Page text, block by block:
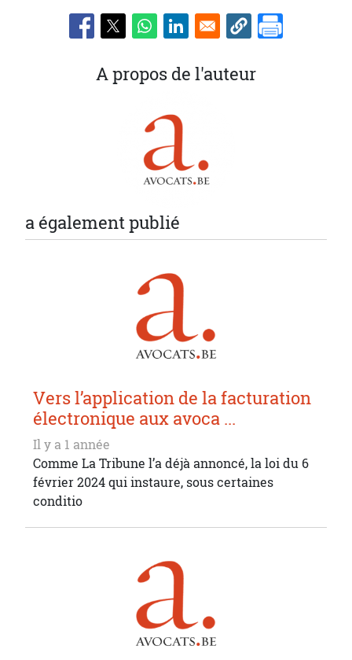
A propos de l'auteur
a également publié
Vers l’application de la facturation
électronique aux avoca ...
Il y a 1 année
Comme La Tribune l’a déjà annoncé, la loi du 6
février 2024 qui instaure, sous certaines
conditio